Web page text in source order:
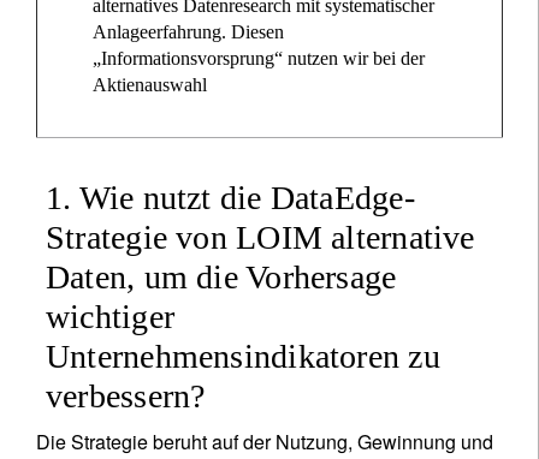
alternatives Datenresearch mit systematischer
Anlageerfahrung. Diesen
„Informationsvorsprung“ nutzen wir bei der
Aktienauswahl
1. Wie nutzt die DataEdge-
Strategie von LOIM alternative
Daten, um die Vorhersage
wichtiger
Unternehmensindikatoren zu
verbessern?
Die Strategie beruht auf der Nutzung, Gewinnung und